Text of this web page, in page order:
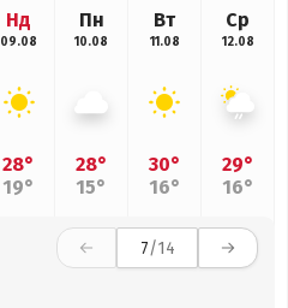
Нд
09.08
28°
19°
Пн
10.08
28°
15°
Вт
11.08
30°
16°
Ср
12.08
29°
16°
7/14